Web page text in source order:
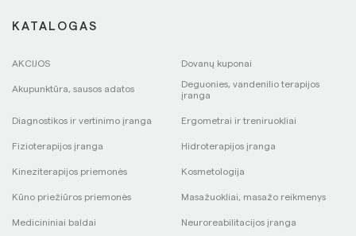
KATALOGAS
AKCIJOS Dovanų kuponai
Akupunktūra, sausos adatos
Deguonies, vandenilio terapijos
įranga
Diagnostikos ir vertinimo įranga Ergometrai ir treniruokliai
Fizioterapijos įranga Hidroterapijos įranga
Kineziterapijos priemonės Kosmetologija
Kūno priežiūros priemonės Masažuokliai, masažo reikmenys
Medicininiai baldai Neuroreabilitacijos įranga